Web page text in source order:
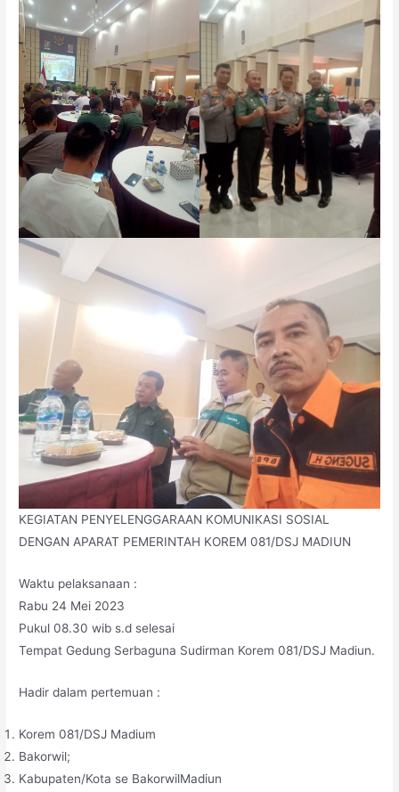
KEGIATAN PENYELENGGARAAN KOMUNIKASI SOSIAL
DENGAN APARAT PEMERINTAH KOREM 081/DSJ MADIUN
Waktu pelaksanaan :
Rabu 24 Mei 2023
Pukul 08.30 wib s.d selesai
Tempat Gedung Serbaguna Sudirman Korem 081/DSJ Madiun.
Hadir dalam pertemuan :
Korem 081/DSJ Madium
Bakorwil;
Kabupaten/Kota se BakorwilMadiun